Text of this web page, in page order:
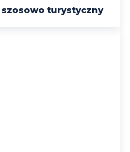
turystyczny